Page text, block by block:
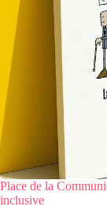
Place de la
inclusive